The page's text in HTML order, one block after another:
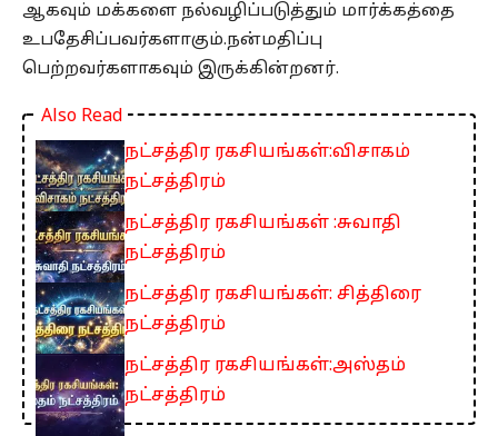
ஆகவும் மக்களை நல்வழிப்படுத்தும் மார்க்கத்தை
உபதேசிப்பவர்களாகும்.நன்மதிப்பு
பெற்றவர்களாகவும் இருக்கின்றனர்.
Also Read
நட்சத்திர ரகசியங்கள்:விசாகம்
நட்சத்திரம்
நட்சத்திர ரகசியங்கள் :சுவாதி
நட்சத்திரம்
நட்சத்திர ரகசியங்கள்: சித்திரை
நட்சத்திரம்
நட்சத்திர ரகசியங்கள்:அஸ்தம்
நட்சத்திரம்